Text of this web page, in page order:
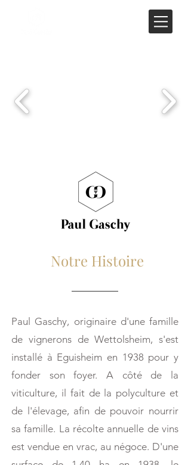
Notre Histoire
Paul Gaschy, originaire d'une famille
de vignerons de Wettolsheim, s'est
installé à Eguisheim en 1938 pour y
fonder son foyer. A côté de la
viticulture, il fait de la polyculture et
de l'élevage, afin de pouvoir nourrir
sa famille. La récolte annuelle de vins
est vendue en vrac, au négoce. D'une